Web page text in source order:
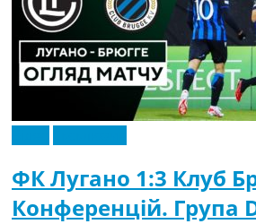
ФК Лугано 1:3 Клуб
Конференцій. Група